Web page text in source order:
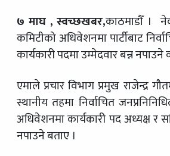
७ माघ , स्वच्छखबर,काठमाडौँ ।
कमिटीको अधिवेशनमा पार्टीबाट
कार्यकारी पदमा उम्मेदवार बन्न
एमाले प्रचार विभाग प्रमुख राजेन्द्र
स्थानीय तहमा निर्वाचित
अधिवेशनमा कार्यकारी पद अध्यक्ष र
नपाउने बताए ।